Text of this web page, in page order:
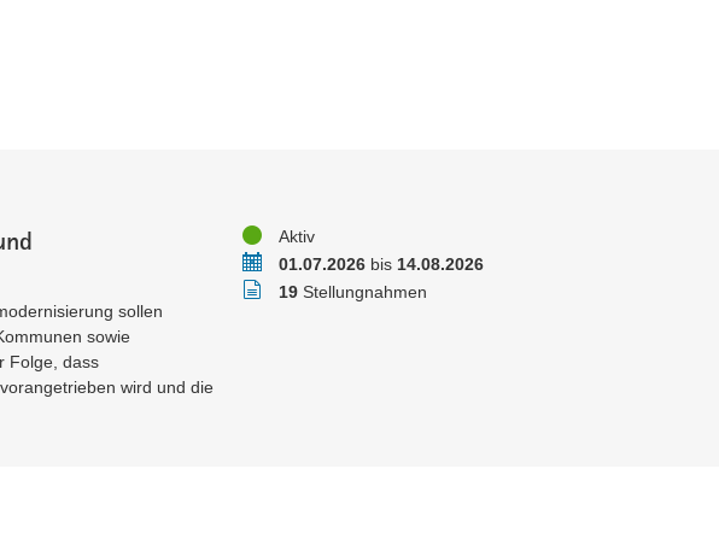
sollen
sowie
Folge, dass
wird und die
StatusAktiv
Zeitraum01.07.2026 bis 14.08.2026
Stellungnahmen
19 Stellungnahmen